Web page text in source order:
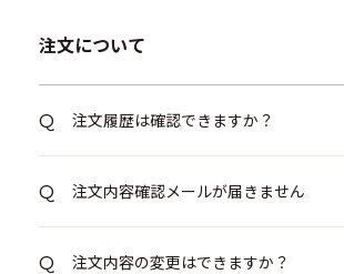
注文について
注文履歴は確認できますか？
注文内容確認メールが届きません
注文内容の変更はできますか？